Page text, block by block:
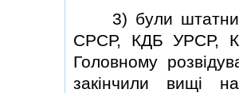
3) були
СРСР, КДБ УРСР,
Головному
закiнчили вищi